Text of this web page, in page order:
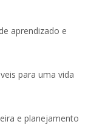
aprendizado e
para uma vida
e planejamento